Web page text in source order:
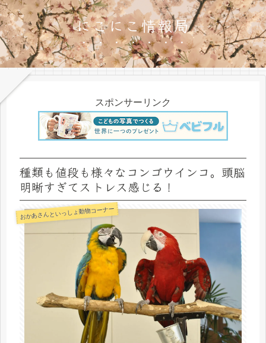
にこにこ情報局
スポンサーリンク
種類も値段も様々なコンゴウインコ。頭脳
明晰すぎてストレス感じる！
おかあさんといっしょ動物コーナー